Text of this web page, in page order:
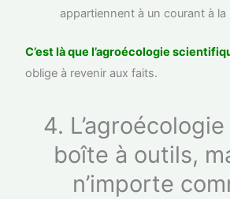
appartiennent à un courant à la
C’est là que l’agroécologie
oblige à revenir aux faits.
4.
boîte à outils,
n’importe